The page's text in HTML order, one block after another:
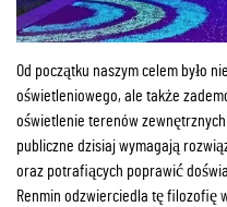
Od początku naszym celem było
oświetleniowego, ale także
oświetlenie terenów
publiczne dzisiaj wymagają
oraz potrafiących poprawić
Renmin odzwierciedla tę filozofię